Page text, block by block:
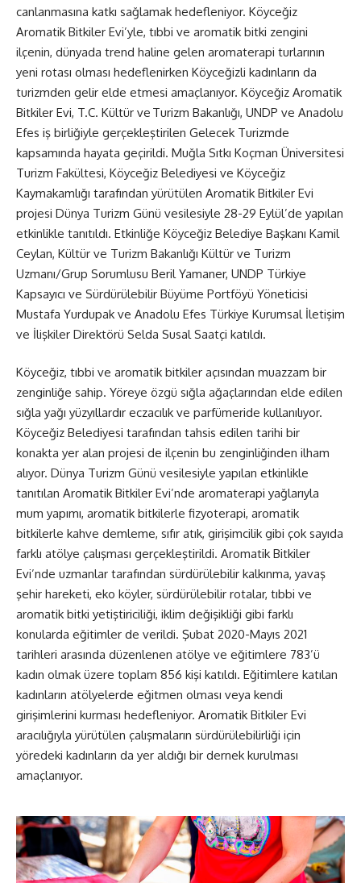
canlanmasına katkı sağlamak hedefleniyor. Köyceğiz
Aromatik Bitkiler Evi’yle, tıbbi ve aromatik bitki zengini
ilçenin, dünyada trend haline gelen aromaterapi turlarının
yeni rotası olması hedeflenirken Köyceğizli kadınların da
turizmden gelir elde etmesi amaçlanıyor. Köyceğiz Aromatik
Bitkiler Evi, T.C. Kültür ve Turizm Bakanlığı, UNDP ve Anadolu
Efes iş birliğiyle gerçekleştirilen Gelecek Turizmde
kapsamında hayata geçirildi. Muğla Sıtkı Koçman Üniversitesi
Turizm Fakültesi, Köyceğiz Belediyesi ve Köyceğiz
Kaymakamlığı tarafından yürütülen Aromatik Bitkiler Evi
projesi Dünya Turizm Günü vesilesiyle 28-29 Eylül’de yapılan
etkinlikle tanıtıldı. Etkinliğe Köyceğiz Belediye Başkanı Kamil
Ceylan, Kültür ve Turizm Bakanlığı Kültür ve Turizm
Uzmanı/Grup Sorumlusu Beril Yamaner, UNDP Türkiye
Kapsayıcı ve Sürdürülebilir Büyüme Portföyü Yöneticisi
Mustafa Yurdupak ve Anadolu Efes Türkiye Kurumsal İletişim
ve İlişkiler Direktörü Selda Susal Saatçi katıldı.
Köyceğiz, tıbbi ve aromatik bitkiler açısından muazzam bir
zenginliğe sahip. Yöreye özgü sığla ağaçlarından elde edilen
sığla yağı yüzyıllardır eczacılık ve parfümeride kullanılıyor.
Köyceğiz Belediyesi tarafından tahsis edilen tarihi bir
konakta yer alan projesi de ilçenin bu zenginliğinden ilham
alıyor. Dünya Turizm Günü vesilesiyle yapılan etkinlikle
tanıtılan Aromatik Bitkiler Evi’nde aromaterapi yağlarıyla
mum yapımı, aromatik bitkilerle fizyoterapi, aromatik
bitkilerle kahve demleme, sıfır atık, girişimcilik gibi çok sayıda
farklı atölye çalışması gerçekleştirildi. Aromatik Bitkiler
Evi’nde uzmanlar tarafından sürdürülebilir kalkınma, yavaş
şehir hareketi, eko köyler, sürdürülebilir rotalar, tıbbi ve
aromatik bitki yetiştiriciliği, iklim değişikliği gibi farklı
konularda eğitimler de verildi. Şubat 2020-Mayıs 2021
tarihleri arasında düzenlenen atölye ve eğitimlere 783’ü
kadın olmak üzere toplam 856 kişi katıldı. Eğitimlere katılan
kadınların atölyelerde eğitmen olması veya kendi
girişimlerini kurması hedefleniyor. Aromatik Bitkiler Evi
aracılığıyla yürütülen çalışmaların sürdürülebilirliği için
yöredeki kadınların da yer aldığı bir dernek kurulması
amaçlanıyor.